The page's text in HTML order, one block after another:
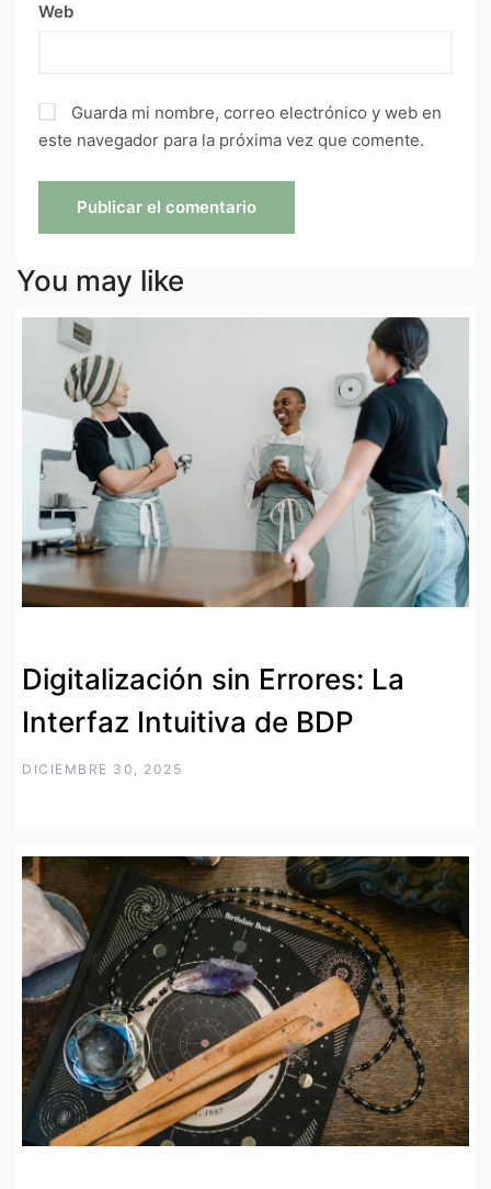
Web
Guarda mi nombre, correo electrónico y web en
este navegador para la próxima vez que comente.
You may like
Digitalización sin Errores: La
Interfaz Intuitiva de BDP
DICIEMBRE 30, 2025